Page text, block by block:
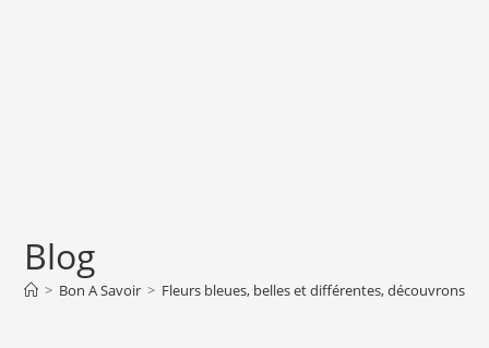
Blog
> Bon A Savoir > Fleurs bleues, belles et différentes, découvrons